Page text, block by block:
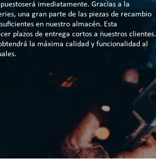
imediatamente. Gracias a la
una gran parte de las piezas de recambio
en nuestro almacén. Esta
plazos de entrega cortos a nuestros clientes.
la máxima calidad y funcionalidad al